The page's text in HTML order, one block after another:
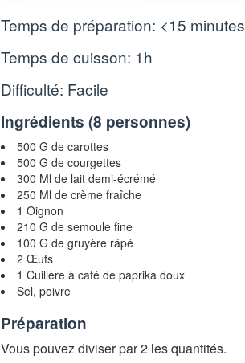
Temps de préparation: <15 minutes
Temps de cuisson: 1h
Difficulté: Facile
Ingrédients (8 personnes)
500 G de carottes
500 G de courgettes
300 Ml de lait demi-écrémé
250 Ml de crème fraîche
1 Oignon
210 G de semoule fine
100 G de gruyère râpé
2 Œufs
1 Cuillère à café de paprika doux
Sel, poivre
Préparation
Vous pouvez diviser par 2 les quantités.